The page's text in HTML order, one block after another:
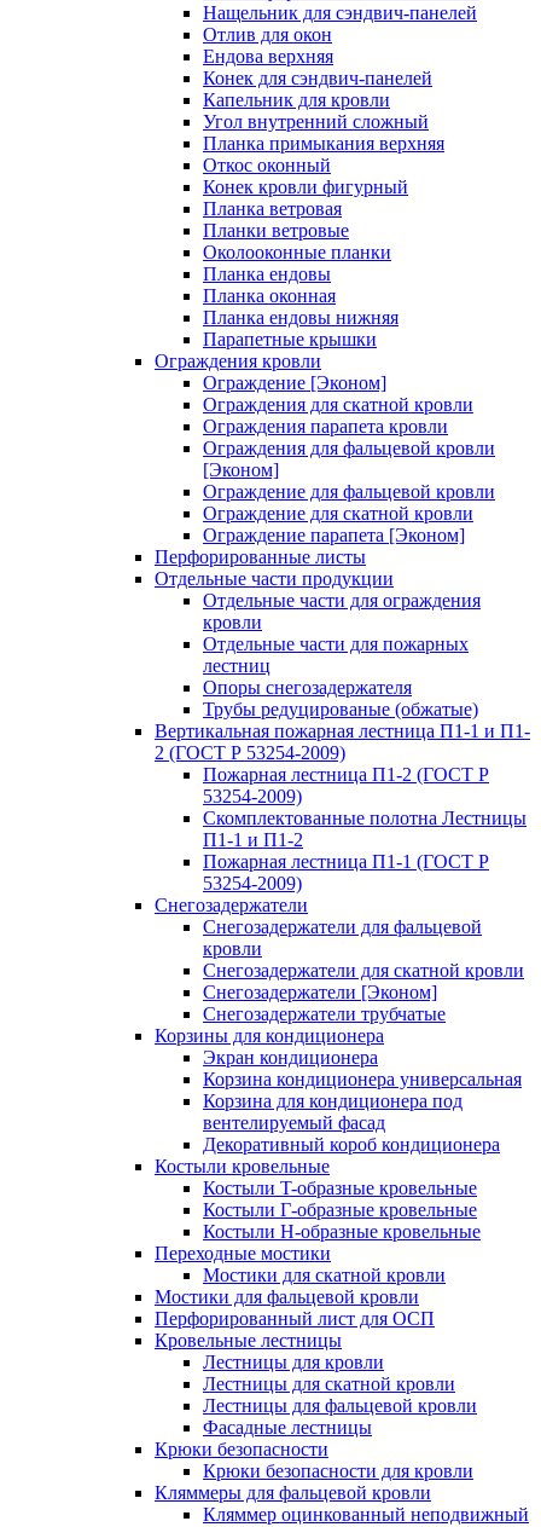
Нащельник для сэндвич-панелей
Отлив для окон
Ендова верхняя
Конек для сэндвич-панелей
Капельник для кровли
Угол внутренний сложный
Планка примыкания верхняя
Откос оконный
Конек кровли фигурный
Планка ветровая
Планки ветровые
Околооконные планки
Планка ендовы
Планка оконная
Планка ендовы нижняя
Парапетные крышки
Ограждения кровли
Ограждение [Эконом]
Ограждения для скатной кровли
Ограждения парапета кровли
Ограждения для фальцевой кровли
[Эконом]
Ограждение для фальцевой кровли
Ограждение для скатной кровли
Ограждение парапета [Эконом]
Перфорированные листы
Отдельные части продукции
Отдельные части для ограждения
кровли
Отдельные части для пожарных
лестниц
Опоры снегозадержателя
Трубы редуцированые (обжатые)
Вертикальная пожарная лестница П1-1 и П1-
2 (ГОСТ Р 53254-2009)
Пожарная лестница П1-2 (ГОСТ Р
53254-2009)
Скомплектованные полотна Лестницы
П1-1 и П1-2
Пожарная лестница П1-1 (ГОСТ Р
53254-2009)
Снегозадержатели
Снегозадержатели для фальцевой
кровли
Снегозадержатели для скатной кровли
Снегозадержатели [Эконом]
Снегозадержатели трубчатые
Корзины для кондиционера
Экран кондиционера
Корзина кондиционера универсальная
Корзина для кондиционера под
вентелируемый фасад
Декоративный короб кондиционера
Костыли кровельные
Костыли T-образные кровельные
Костыли Г-образные кровельные
Костыли Н-образные кровельные
Переходные мостики
Мостики для скатной кровли
Мостики для фальцевой кровли
Перфорированный лист для ОСП
Кровельные лестницы
Лестницы для кровли
Лестницы для скатной кровли
Лестницы для фальцевой кровли
Фасадные лестницы
Крюки безопасности
Крюки безопасности для кровли
Кляммеры для фальцевой кровли
Кляммер оцинкованный неподвижный